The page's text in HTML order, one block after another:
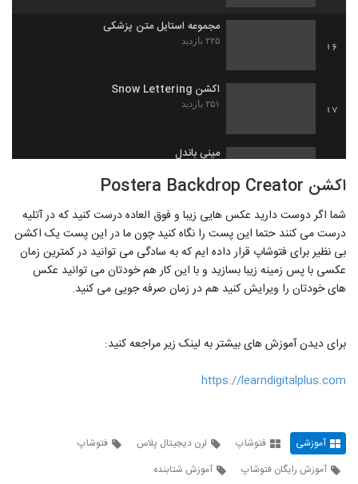
16
مجموعه استایل متن پزشکی
۲۲۵ بازدید
17
اکشن Snow Lettering
۲۵۱ بازدید
مینی باندل
اکشن Postera Backdrop Creator
شما اگر دوست دارید عکس هایی زیبا و فوق العاده درست کنید که در آتلیه
درست می کنند حتما این پست را نگاه کنید چون ما در این پست یک اکشن
بی نظیر برای فتوشاپ قرار داده ایم که به سادگی می توانید در کمترین زمان
عکسی با پس زمینه زیبا بسازید و با این کار هم خودتان می توانید عکس
های خودتان را ویرایش کنید هم در زمان صرفه جویی می کنید.
برای دیدن آموزش های بیشتر به لینک زیر مراجعه کنید:
https://learndigitalplus.com
آموزشی فتوشاپ لرن دیجیتال پلاس
فتوشاپ
آموزش رایگان فتوشاپ
آموزش شتابنده